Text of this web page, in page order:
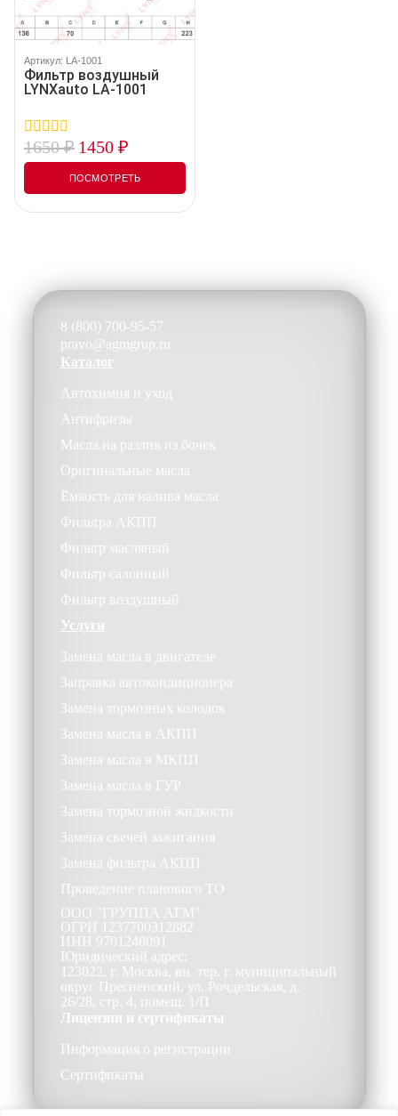
Артикул: LA-1001
Фильтр воздушный
LYNXauto LA-1001
0
out
5
1650₽ 1450 ₽
ПОСМОТРЕТЬ
8 (800) 700-95-57
pravo@agmgrup.ru
Каталог
Автохимия и уход
Антифризы
Масла на разлив из бочек
Оригинальные масла
Ёмкость для налива масла
Фильтра АКПП
Фильтр масляный
Фильтр салонный
Фильтр воздушный
Услуги
Замена масла в двигателе
Заправка автокондиционера
Замена тормозных колодок
Замена масла в АКПП
Замена масла в МКПП
Замена масла в ГУР
Замена тормозной жидкости
Замена свечей зажигания
Замена фильтра АКПП
Проведение планового ТО
ООО "ГРУППА АГМ"
ОГРН
1237700312882
9701248091
Юридический адрес:
123022, г. Москва, вн. тер. г. муниципальный
округ Пресненский, ул. Рочдельская, д.
26/28, стр. 4, помещ. 1/П
Лицензии и сертификаты
Информация о регистрации
Сертификаты